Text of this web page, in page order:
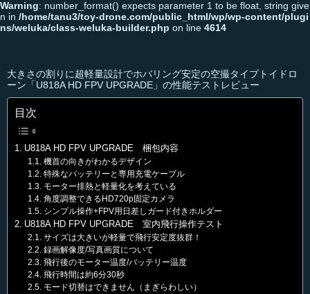
Warning: number_format() expects parameter 1 to be float, string give
n in /home/tanu3/toy-drone.com/public_html/wp/wp-content/plugi
ns/weluka/class-weluka-builder.php on line 4614
大きさの割りに超軽量設計でホバリング安定の空撮タイプトイドロ
ーン「U818A HD FPV UPGRADE」の性能テストレビュー
目次
U818A HD FPV UPGRADE 梱包内容
機首の向きがわかるデザイン
特殊なバッテリーと専用充電ケーブル
モーター排熱と軽量化を考えている
角度調整できるHD720p固定カメラ
シンプル操作+FPV用日差しガード付きホルダー
U818A HD FPV UPGRADE 室内飛行操作テスト
サイズは大きいが軽量で飛行安定度抜群！
録画解像度/写真画質について
飛行後のモーター温度/バッテリー温度
飛行時間は約6分30秒
モード切替はできません（まぎらわしい）